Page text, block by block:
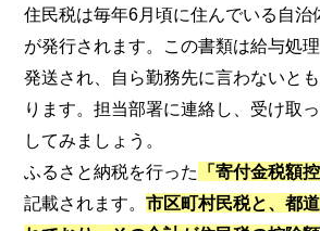
住民税は毎年6月頃に住んでいる自治
が発行されます。この書類は給与処
発送され、自ら勤務先に言わないと
ります。担当部署に連絡し、受け取
してみましょう。
ふるさと納税を行った
「寄付金税額
記載されます。市区町村民税と、都